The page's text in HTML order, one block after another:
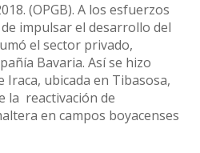
(OPGB). A los esfuerzos
impulsar el desarrollo del
el sector privado,
Bavaria. Así se hizo
Iraca, ubicada en Tibasosa,
la reactivación de
en campos boyacenses